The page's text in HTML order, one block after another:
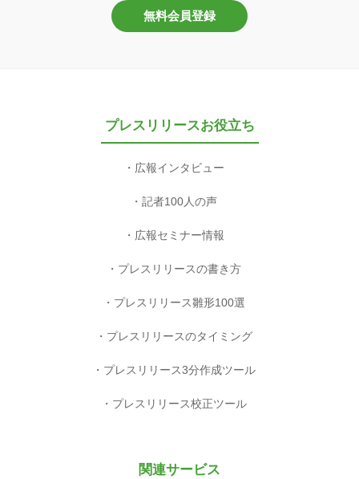
無料会員登録
プレスリリースお役立ち
広報インタビュー
記者100人の声
広報セミナー情報
プレスリリースの書き方
プレスリリース雛形100選
プレスリリースのタイミング
プレスリリース3分作成ツール
プレスリリース校正ツール
関連サービス